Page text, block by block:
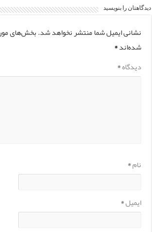
دیدگاهتان را بنویسید
نشانی ایمیل شما منتشر نخواهد شد.بخش‌های
شده‌اند*
دیدگاه*
نام*
ایمیل*